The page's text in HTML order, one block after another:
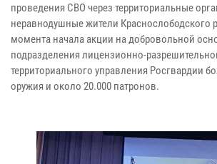
проведения СВО через территориальные
неравнодушные жители Краснослободского
момента начала акции на добровольной
подразделения лицензионно-
территориального управления Росгвардии
оружия и около 20.000 патронов.